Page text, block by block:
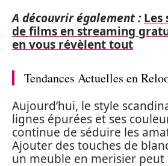
A découvrir également : Les
de films en streaming
en vous révèlent tout
Tendances Actuelles en
Aujourd’hui, le style
lignes épurées et ses
continue de séduire les
Ajouter des touches de
un meuble en merisier